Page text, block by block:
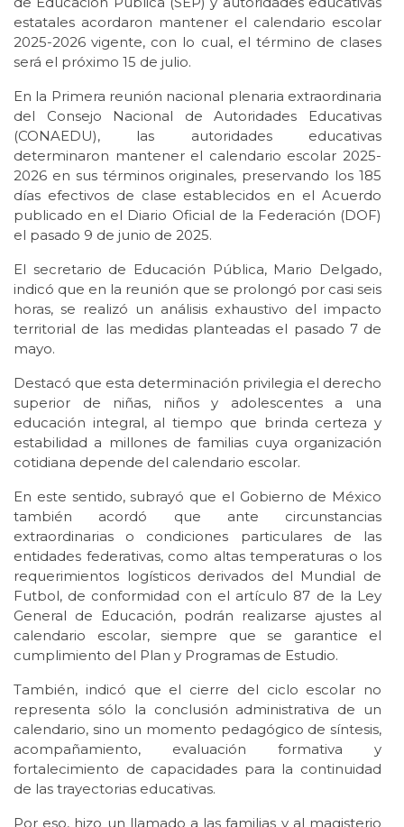
estatales acordaron mantener el calendario escolar
2025-2026 vigente, con lo cual, el término de clases
será el próximo 15 de julio.
En la Primera reunión nacional plenaria extraordinaria
del Consejo Nacional de Autoridades Educativas
(CONAEDU), las autoridades educativas
determinaron mantener el calendario escolar 2025-
2026 en sus términos originales, preservando los 185
días efectivos de clase establecidos en el Acuerdo
publicado en el Diario Oficial de la Federación (DOF)
el pasado 9 de junio de 2025.
El secretario de Educación Pública, Mario Delgado,
indicó que en la reunión que se prolongó por casi seis
horas, se realizó un análisis exhaustivo del impacto
territorial de las medidas planteadas el pasado 7 de
mayo.
Destacó que esta determinación privilegia el derecho
superior de niñas, niños y adolescentes a una
educación integral, al tiempo que brinda certeza y
estabilidad a millones de familias cuya organización
cotidiana depende del calendario escolar.
En este sentido, subrayó que el Gobierno de México
también acordó que ante circunstancias
extraordinarias o condiciones particulares de las
entidades federativas, como altas temperaturas o los
requerimientos logísticos derivados del Mundial de
Futbol, de conformidad con el artículo 87 de la Ley
General de Educación, podrán realizarse ajustes al
calendario escolar, siempre que se garantice el
cumplimiento del Plan y Programas de Estudio.
También, indicó que el cierre del ciclo escolar no
representa sólo la conclusión administrativa de un
calendario, sino un momento pedagógico de síntesis,
acompañamiento, evaluación formativa y
fortalecimiento de capacidades para la continuidad
de las trayectorias educativas.
Por eso, hizo un llamado a las familias y al magisterio